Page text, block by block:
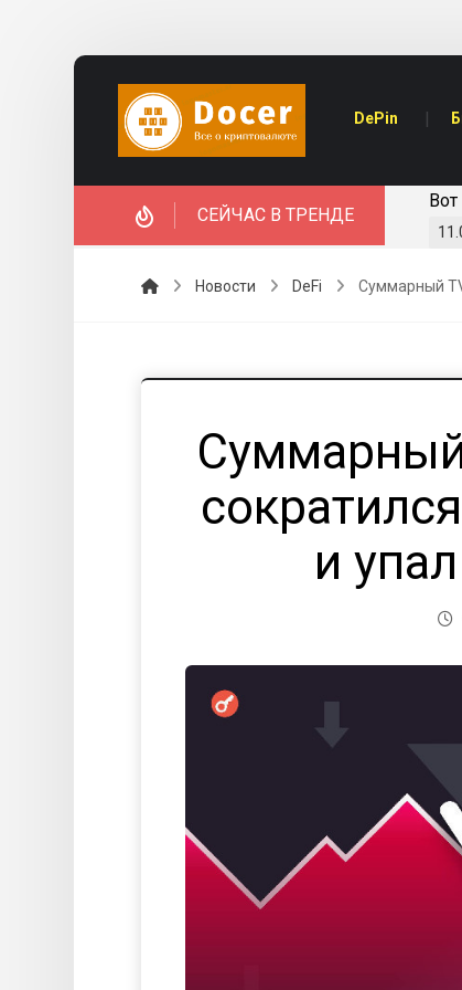
DePin
СЕЙЧАС В ТРЕНДЕ
получила $40 млн в рамках раунда серии А
Новости DeFi Суммарный
Суммарный
и